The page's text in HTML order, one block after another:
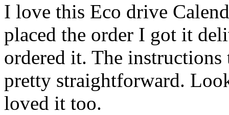
I love this Eco drive
placed the order I got it
ordered it. The
pretty straightforward.
loved it too.